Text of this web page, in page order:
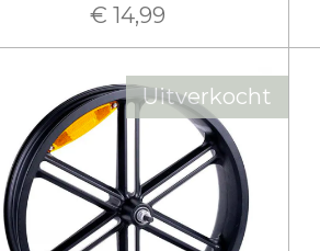
€ 14,99
Uitverkocht